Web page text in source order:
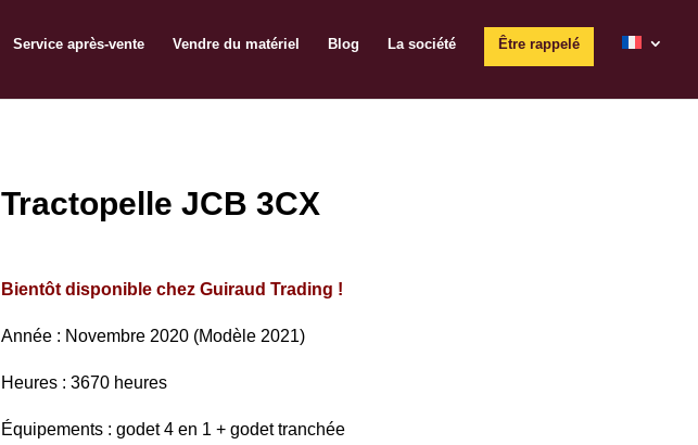
Service après-vente Vendre du matériel Blog La société Être rappelé
Tractopelle JCB 3CX
Bientôt disponible chez Guiraud Trading !
Année : Novembre 2020 (Modèle 2021)
Heures : 3670 heures
Équipements : godet 4 en 1 + godet tranchée